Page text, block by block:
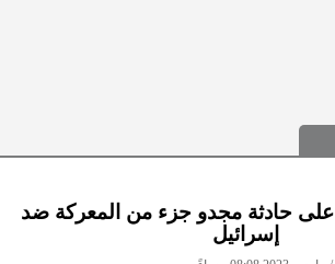
على حادثة مجدو جزء من المعركة ضد
إسرائيل